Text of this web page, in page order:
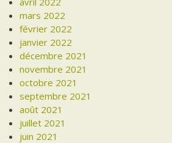
mars 2022
février 2022
janvier 2022
décembre 2021
novembre 2021
octobre 2021
septembre 2021
août 2021
juillet 2021
juin 2021